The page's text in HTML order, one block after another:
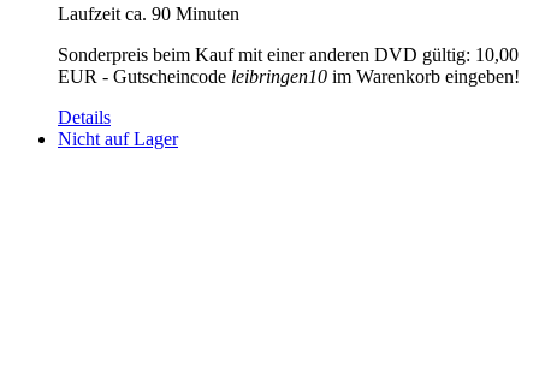
Laufzeit ca. 90 Minuten
Sonderpreis beim Kauf mit einer anderen DVD gültig: 10,00
EUR - Gutscheincode leibringen10 im Warenkorb eingeben!
Details
Nicht auf Lager